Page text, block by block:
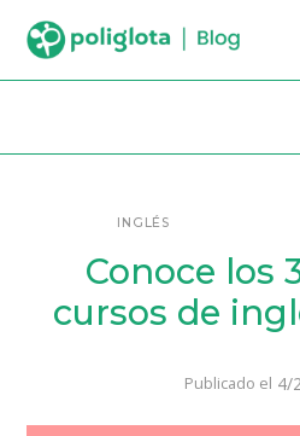
INGLÉS
Conoce los
cursos de
Publicado el 4/